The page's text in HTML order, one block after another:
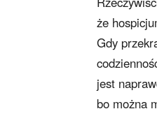
że
Gdy
jest
bo można